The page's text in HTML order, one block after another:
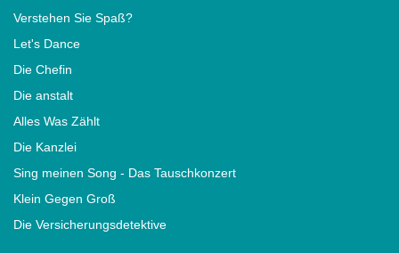
Verstehen Sie Spaß?
Let's Dance
Die Chefin
Die anstalt
Alles Was Zählt
Die Kanzlei
Sing meinen Song - Das Tauschkonzert
Klein Gegen Groß
Die Versicherungsdetektive